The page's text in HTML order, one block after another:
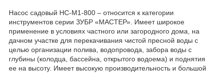
Насос садовый НС-М1-800 – относится к категории
инструментов серии ЗУБР «МАСТЕР». Имеет широкое
применение в условиях частного или загородного дома, на
дачном участке для перекачивания чистой пресной воды с
целью организации полива, водопровода, забора воды с
глубины (колодца, бассейна, открытого водоема) и поднятия
ее на высоту. Имеет высокую производительность и большой